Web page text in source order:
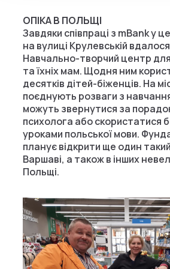
ОПІКА В ПОЛЬЩІ
Завдяки співпраці з mBank у
на вулиці Крулевській
Навчально-творчий центр для
та їхніх мам. Щодня ним
десятків дітей-біженців. На
поєднують розваги з
можуть звернутися за
психолога або скористатися
уроками польської мови.
планує відкрити ще один
Варшаві, а також в інших
Польщі.